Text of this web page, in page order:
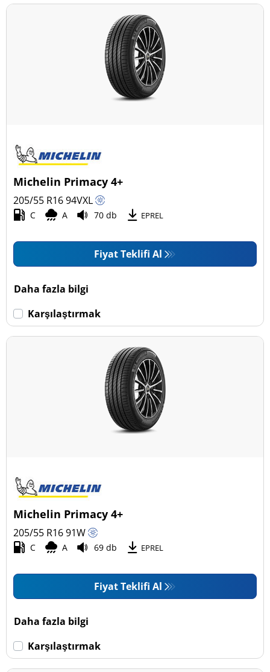
Michelin Primacy 4+
205/55 R1694VXL
C A 70 db EPREL
Fiyat Teklifi Al
Daha fazla bilgi
Karşılaştırmak
Michelin Primacy 4+
205/55 R1691W
C A 69 db EPREL
Fiyat Teklifi Al
Daha fazla bilgi
Karşılaştırmak